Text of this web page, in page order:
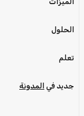
الحلول
تعلم
جديد في المدونة